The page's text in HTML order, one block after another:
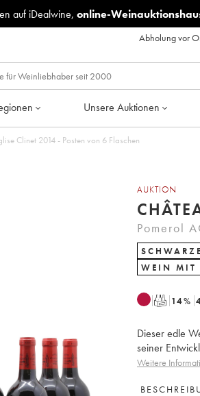
auf iDealwine, online-
Abholung vor
Unsere Auktionen
Château l' Église Clinet 2014 - Posten von 6 Flaschen
AUKTION
Pomerol
WEIN MIT
T 14%
Dieser edle
seiner
Weitere